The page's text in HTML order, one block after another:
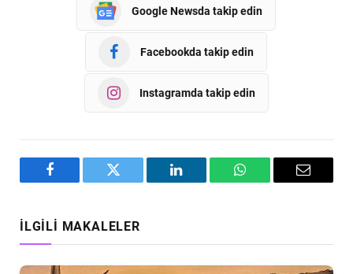
Google Newsda takip edin
Facebookda takip edin
Instagramda takip edin
Facebook Twitter LinkedIn WhatsAppEmail
İLGILI MAKALELER